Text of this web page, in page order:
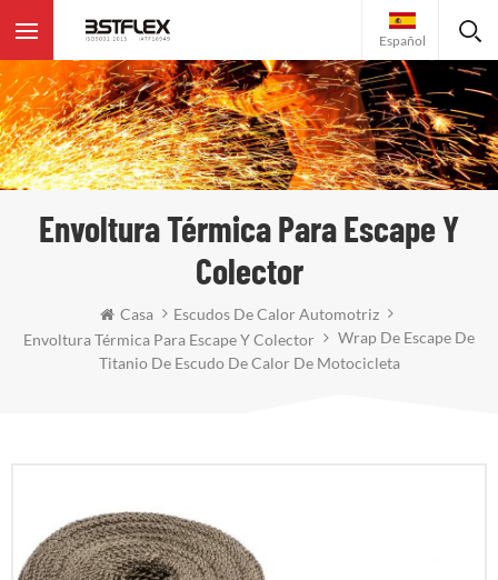
Español
Envoltura Térmica Para Escape Y
Colector
Casa
Escudos De Calor Automotriz
Envoltura Térmica Para Escape Y Colector
Wrap De Escape De
Titanio De Escudo De Calor De Motocicleta